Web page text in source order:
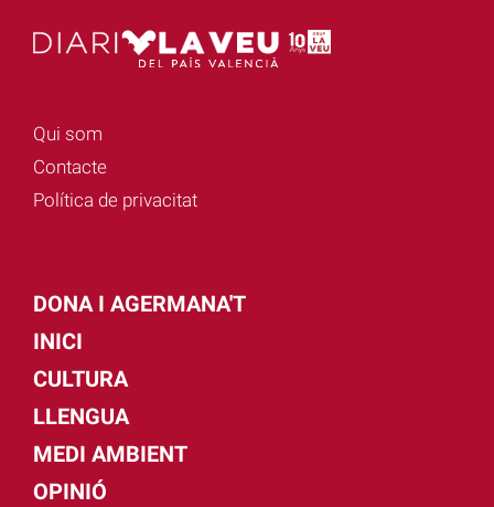
Qui som
Contacte
Política de privacitat
DONA I AGERMANA'T
INICI
CULTURA
LLENGUA
MEDI AMBIENT
OPINIÓ